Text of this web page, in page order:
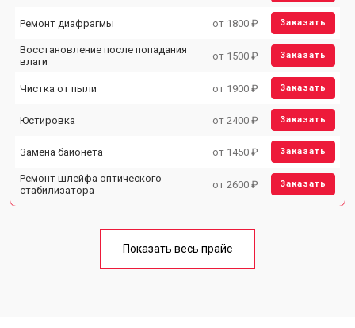
Ремонт диафрагмы от 1800 ₽ Заказать
Восстановление после попадания
влаги
от 1500 ₽ Заказать
Чистка от пыли от 1900 ₽ Заказать
Юстировка от 2400 ₽ Заказать
Замена байонета от 1450 ₽ Заказать
Ремонт шлейфа оптического
стабилизатора
от 2600 ₽ Заказать
Показать весь прайс